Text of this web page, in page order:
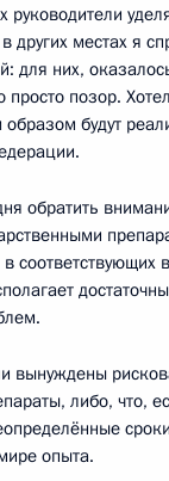
по
14:30 Москва
14:00
года,
разговор с
руководители
других местах я
для них,
просто позор.
будут
обратить
соответствующих
вынуждены
либо, что,
опыта.